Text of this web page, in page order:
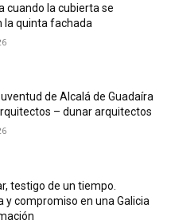
cuando la cubierta se
la quinta fachada
de Alcalá de Guadaíra
– dunar arquitectos
testigo de un tiempo.
y compromiso en una Galicia